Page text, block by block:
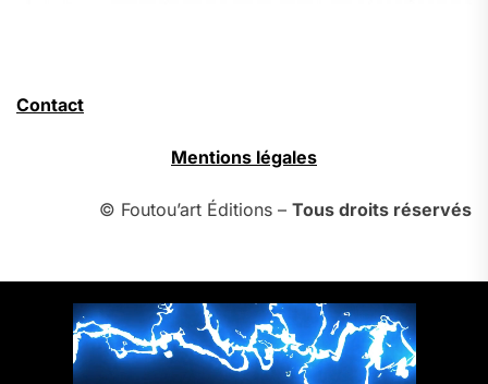
Contact
Mentions légales
© Foutou’art Éditions – Tous droits réservés